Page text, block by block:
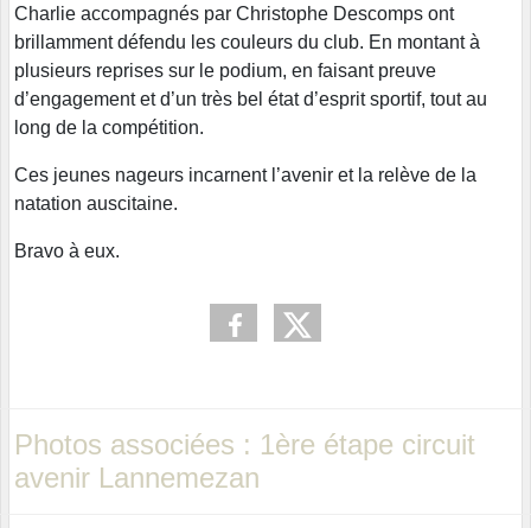
Charlie accompagnés par Christophe Descomps ont
brillamment défendu les couleurs du club. En montant à
plusieurs reprises sur le podium, en faisant preuve
d’engagement et d’un très bel état d’esprit sportif, tout au
long de la compétition.
Ces jeunes nageurs incarnent l’avenir et la relève de la
natation auscitaine.
Bravo à eux.
Photos associées : 1ère étape circuit
avenir Lannemezan